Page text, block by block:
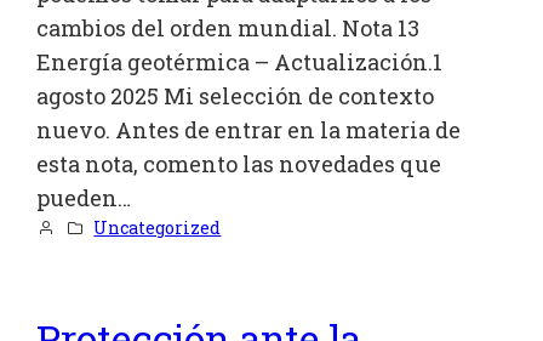
cambios del orden mundial. Nota 13
Energía geotérmica – Actualización.1
agosto 2025 Mi selección de contexto
nuevo. Antes de entrar en la materia de
esta nota, comento las novedades que
pueden…
Uncategorized